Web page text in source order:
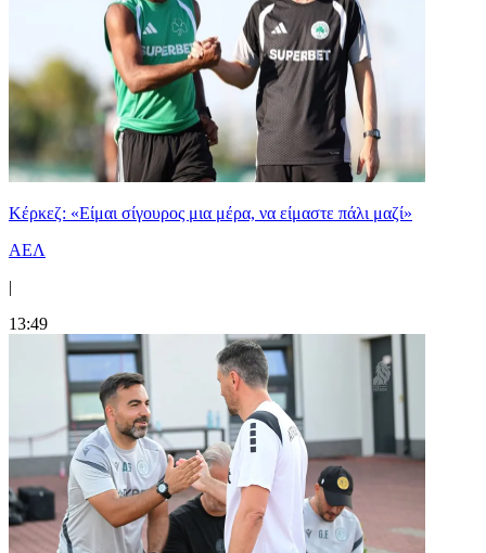
Κέρκεζ: «Είμαι σίγουρος μια μέρα, να είμαστε πάλι μαζί»
ΑΕΛ
|
13:49